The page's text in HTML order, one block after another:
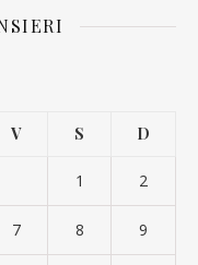
V S D
1 2
7 8 9